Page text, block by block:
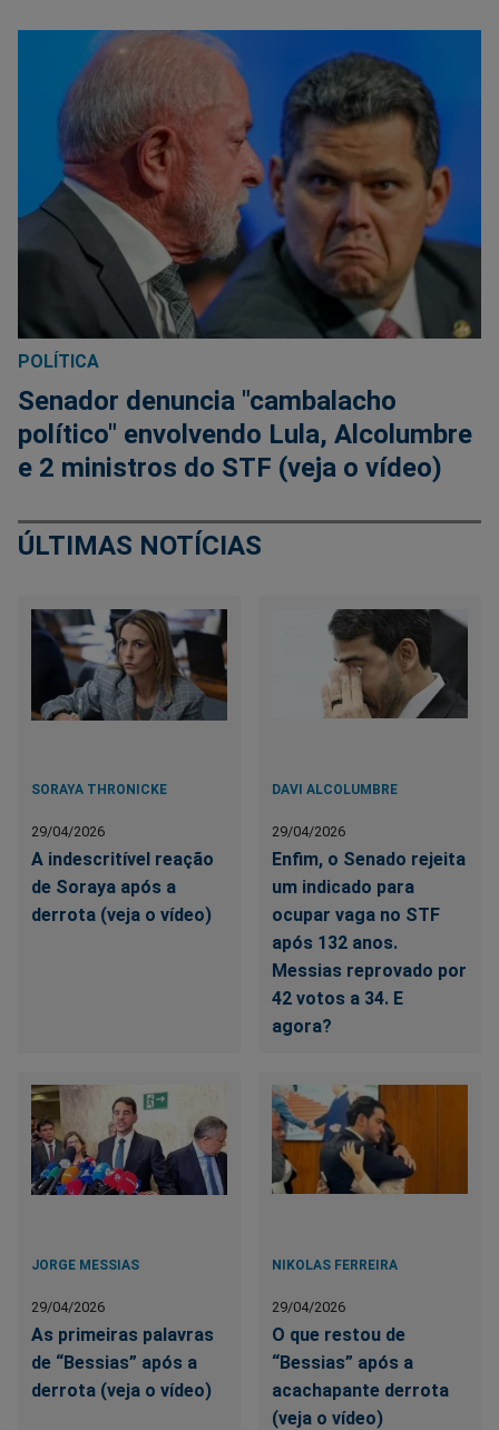
POLÍTICA
Senador denuncia "cambalacho
político" envolvendo Lula, Alcolumbre
e 2 ministros do STF (veja o vídeo)
ÚLTIMAS NOTÍCIAS
SORAYA THRONICKE
29/04/2026
A indescritível reação
de Soraya após a
derrota (veja o vídeo)
DAVI ALCOLUMBRE
29/04/2026
Enfim, o Senado rejeita
um indicado para
ocupar vaga no STF
após 132 anos.
Messias reprovado por
42 votos a 34. E
agora?
JORGE MESSIAS
29/04/2026
As primeiras palavras
de “Bessias” após a
derrota (veja o vídeo)
NIKOLAS FERREIRA
29/04/2026
O que restou de
“Bessias” após a
acachapante derrota
(veja o vídeo)